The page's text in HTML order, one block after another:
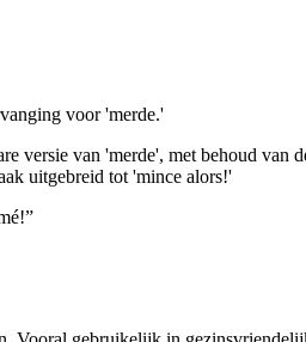
voor 'merde.'
versie van 'merde', met behoud
uitgebreid tot 'mince alors!'
”